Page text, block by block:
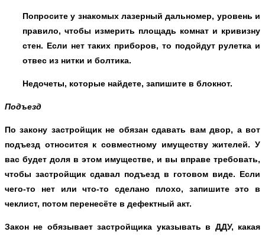
Попросите у знакомых лазерный дальномер, уровень и
правило, чтобы измерить площадь комнат и кривизну
стен. Если нет таких приборов, то подойдут рулетка и
отвес из нитки и болтика.
Недочеты, которые найдете, запишите в блокнот.
Подъезд
По закону застройщик не обязан сдавать вам двор, а вот
подъезд относится к совместному имуществу жителей. У
вас будет доля в этом имуществе, и вы вправе требовать,
чтобы застройщик сдавал подъезд в готовом виде. Если
чего-то нет или что-то сделано плохо, запишите это в
чеклист, потом перенесёте в дефектный акт.
Закон не обязывает застройщика указывать в ДДУ, какая